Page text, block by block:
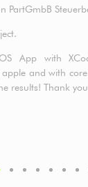
PartGmbB
App with
and with
results! Thank